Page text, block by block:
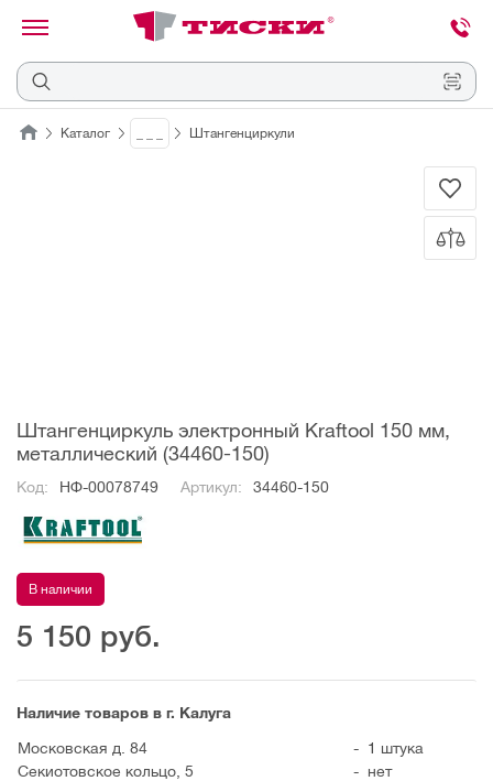
Отмена
Каталог Штангенциркули
Штангенциркуль электронный Kraftool 150 мм,
металлический (34460-150)
Код: НФ-00078749 Артикул: 34460-150
В наличии
5 150 руб.
Наличие товаров в г. Калуга
Московская д. 84
- 1 штука
Секиотовское кольцо, 5
- нет